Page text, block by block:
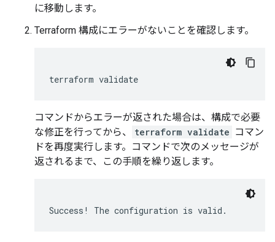
に移動します。
Terraform 構成にエラーがないことを確認します。
コマンドからエラーが返された場合は、構成で必要
な修正を行ってから、
terraform validate コマン
ドを再度実行します。コマンドで次のメッセージが
返されるまで、この手順を繰り返します。